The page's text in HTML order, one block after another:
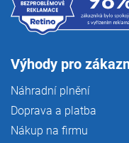
Výhody pro
Náhradní plnění
Doprava a platba
Nákup na firmu